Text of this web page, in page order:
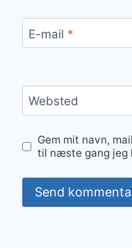
E-mail *
Websted
Gem mit navn,
til næste gang jeg